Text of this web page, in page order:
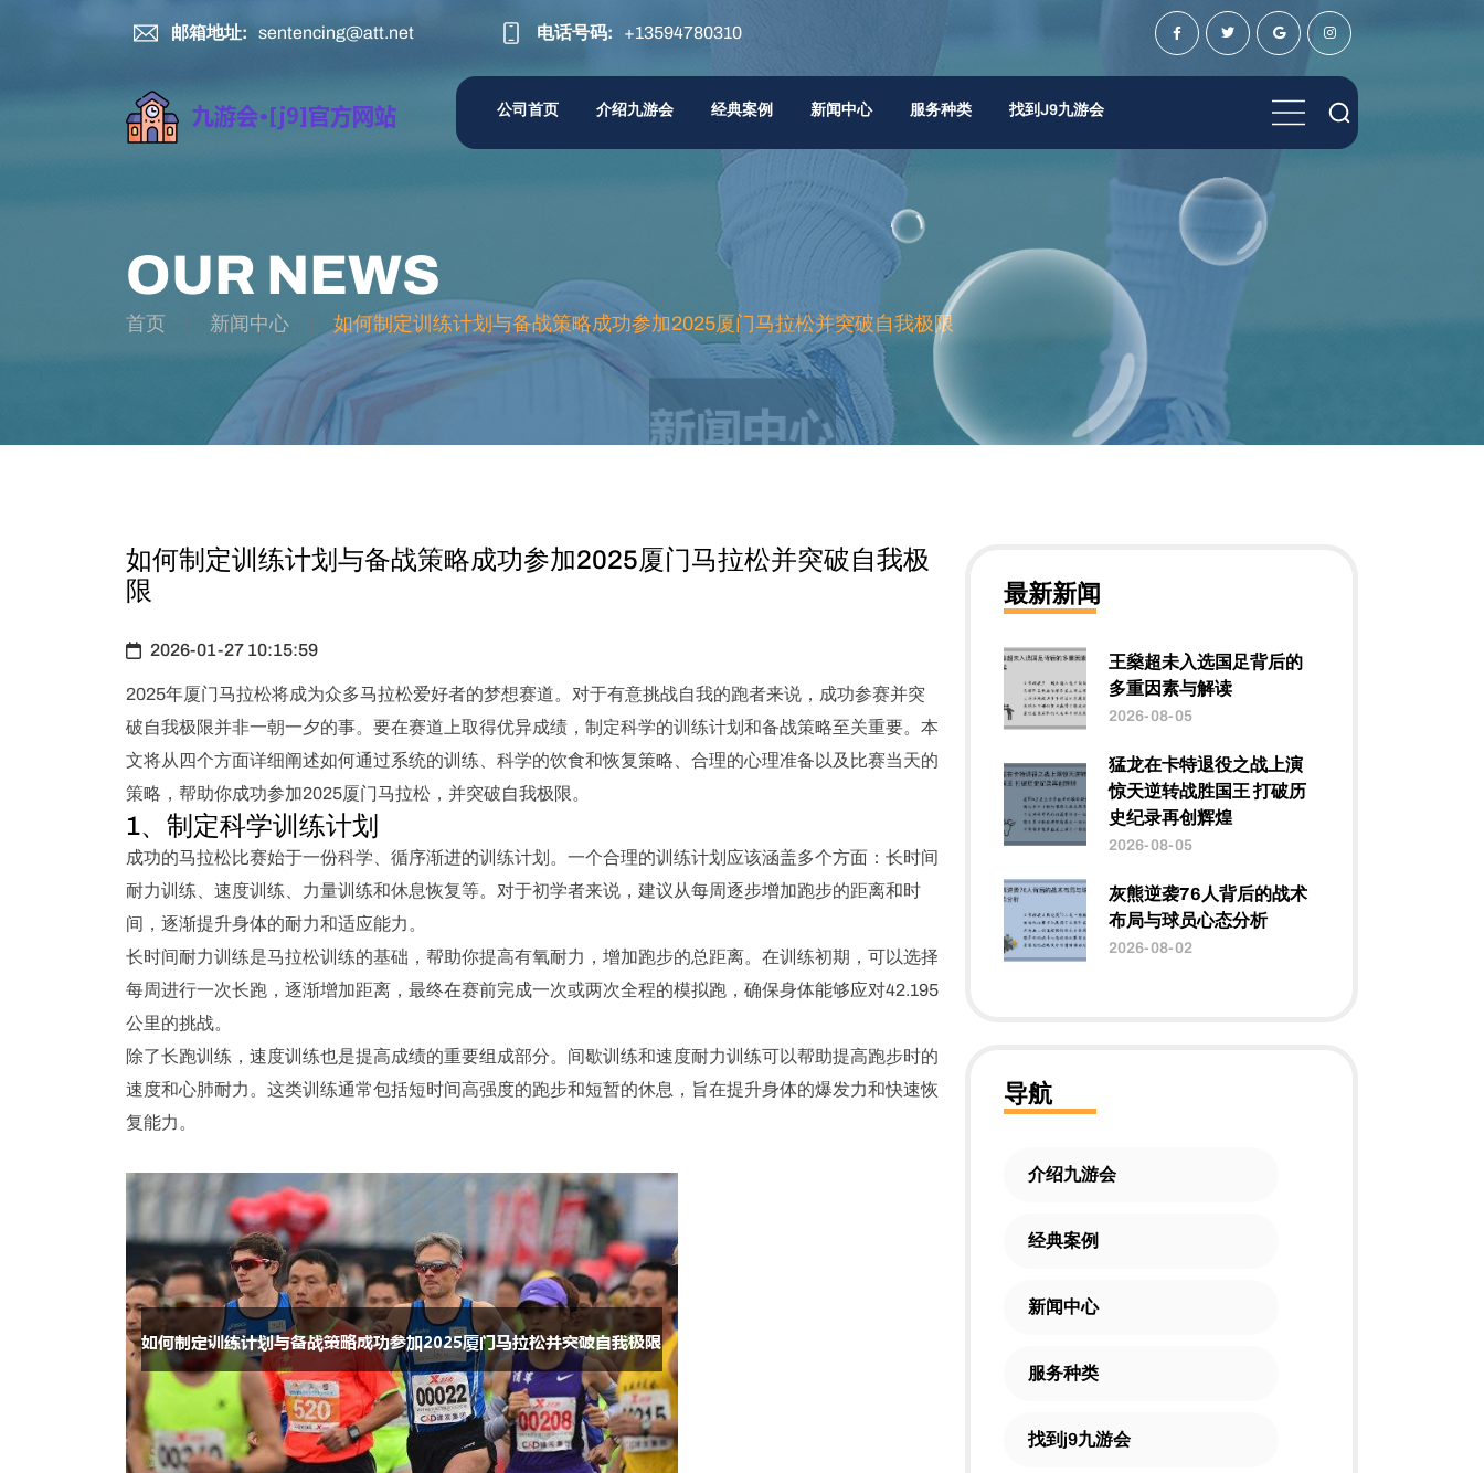
邮箱地址: sentencing@att.net 电话号码: +13594780310
公司首页 介绍九游会 经典案例 新闻中心 服务种类 找到j9九游会
OUR NEWS
首页 新闻中心 如何制定训练计划与备战策略成功参加2025厦门马拉松并突破自我极限
如何制定训练计划与备战策略成功参加2025厦门马拉松并突破自我极
限
2026-01-27 10:15:59
2025年厦门马拉松将成为众多马拉松爱好者的梦想赛道。对于有意挑战自我的跑者来说，成功参赛并突
破自我极限并非一朝一夕的事。要在赛道上取得优异成绩，制定科学的训练计划和备战策略至关重要。本
文将从四个方面详细阐述如何通过系统的训练、科学的饮食和恢复策略、合理的心理准备以及比赛当天的
策略，帮助你成功参加2025厦门马拉松，并突破自我极限。
1、制定科学训练计划
成功的马拉松比赛始于一份科学、循序渐进的训练计划。一个合理的训练计划应该涵盖多个方面：长时间
耐力训练、速度训练、力量训练和休息恢复等。对于初学者来说，建议从每周逐步增加跑步的距离和时
间，逐渐提升身体的耐力和适应能力。
长时间耐力训练是马拉松训练的基础，帮助你提高有氧耐力，增加跑步的总距离。在训练初期，可以选择
每周进行一次长跑，逐渐增加距离，最终在赛前完成一次或两次全程的模拟跑，确保身体能够应对42.195
公里的挑战。
除了长跑训练，速度训练也是提高成绩的重要组成部分。间歇训练和速度耐力训练可以帮助提高跑步时的
速度和心肺耐力。这类训练通常包括短时间高强度的跑步和短暂的休息，旨在提升身体的爆发力和快速恢
复能力。
最新新闻
王燊超未入选国足背后的
多重因素与解读
2026-08-05
猛龙在卡特退役之战上演
惊天逆转战胜国王 打破历
史纪录再创辉煌
2026-08-05
灰熊逆袭76人背后的战术
布局与球员心态分析
2026-08-02
导航
介绍九游会
经典案例
新闻中心
服务种类
找到j9九游会